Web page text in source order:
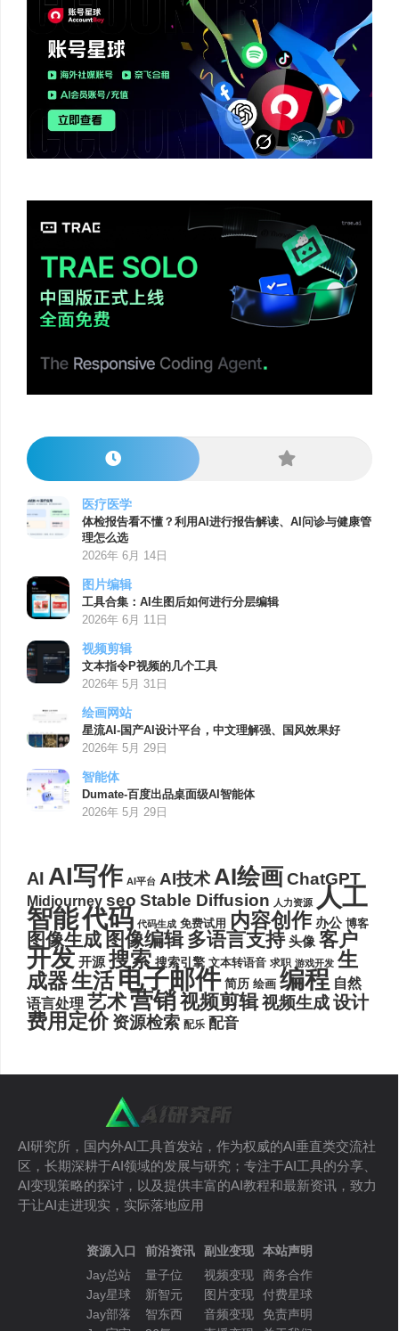
医疗医学
体检报告看不懂？利用AI进行报告解读、AI问诊与健康管
理怎么选
2026年 6月 14日
图片编辑
工具合集：AI生图后如何进行分层编辑
2026年 6月 11日
视频剪辑
文本指令P视频的几个工具
2026年 5月 31日
绘画网站
星流AI-国产AI设计平台，中文理解强、国风效果好
2026年 5月 29日
智能体
Dumate-百度出品桌面级AI智能体
2026年 5月 29日
AI AI写作 AI平台 AI技术AI绘画ChatGPT
Midjourney seo Stable Diffusion 人力资源 人工
智能代码 代码生成 免费试用 内容创作 办公 博客
图像生成 图像编辑 多语言支持 头像 客户
开发 开源 搜索 搜索引擎 文本转语音 求职 游戏开发 生
成器生活电子邮件 简历 绘画 编程 自然
语言处理 艺术营销视频剪辑视频生成设计
费用定价 资源检索 配乐 配音
AI研究所，国内外AI工具首发站，作为权威的AI垂直类交流社
区，长期深耕于AI领域的发展与研究；专注于AI工具的分享、
AI变现策略的探讨，以及提供丰富的AI教程和最新资讯，致力
于让AI走进现实，实际落地应用
资源入口
Jay总站
Jay星球
Jay部落
前沿资讯
量子位
新智元
智东西
副业变现
视频变现
图片变现
音频变现
本站声明
商务合作
付费星球
免责声明